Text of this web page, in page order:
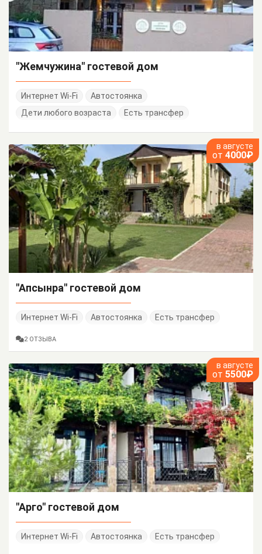
"Жемчужина" гостевой дом
Интернет Wi-Fi
Автостоянка
Дети любого возраста
Есть трансфер
в августе
от 4000₽
"Апсынра" гостевой дом
Интернет Wi-Fi Автостоянка Есть трансфер
2 ОТЗЫВА
в августе
от 5500₽
"Арго" гостевой дом
Интернет Wi-Fi Автостоянка Есть трансфер